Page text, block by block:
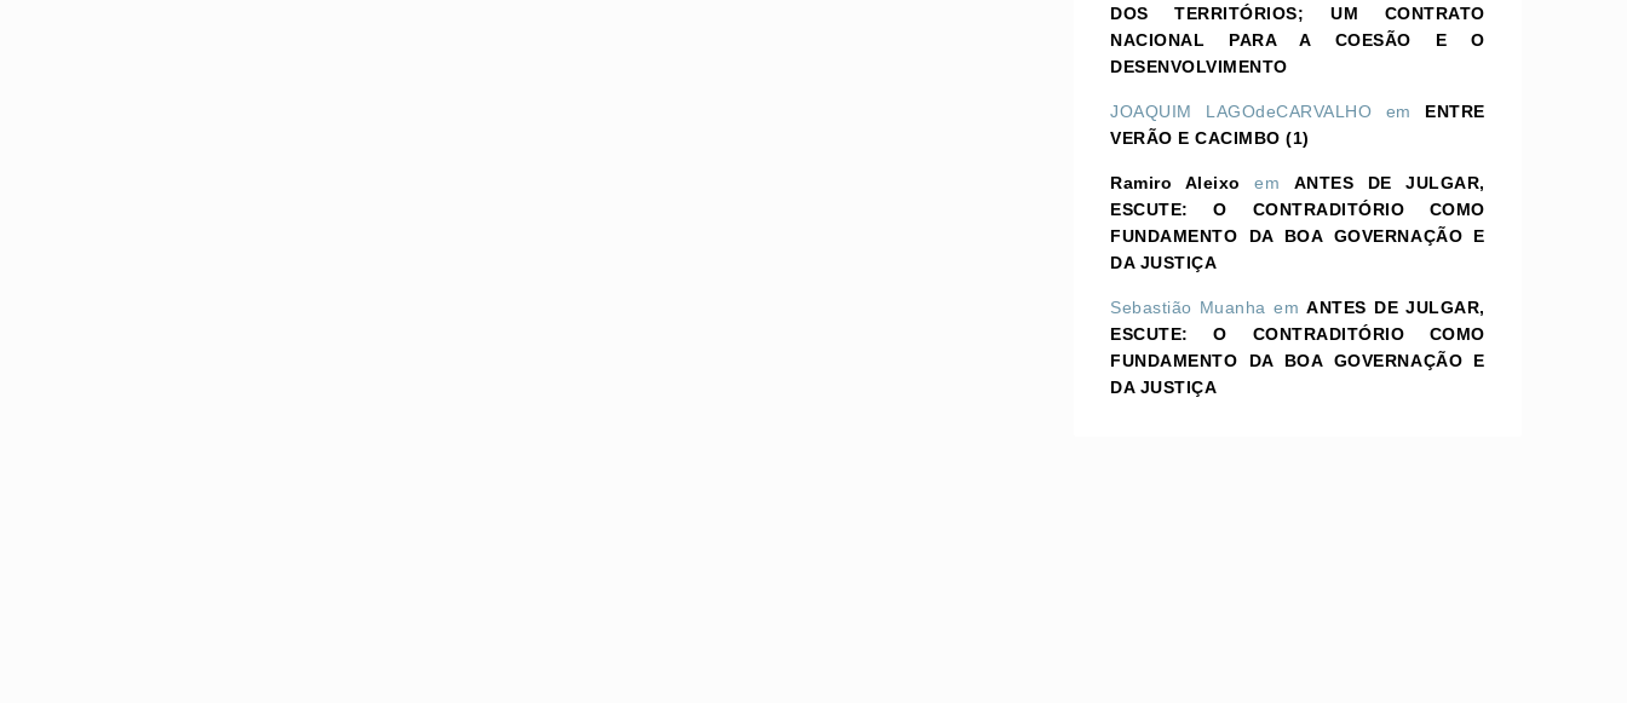
DOS TERRITÓRIOS; UM CONTRATO
NACIONAL PARA A COESÃO E O
DESENVOLVIMENTO
JOAQUIM LAGOdeCARVALHO em ENTRE
VERÃO E CACIMBO (1)
Ramiro Aleixo em ANTES DE JULGAR,
ESCUTE: O CONTRADITÓRIO COMO
FUNDAMENTO DA BOA GOVERNAÇÃO E
DA JUSTIÇA
Sebastião Muanha emANTES DE JULGAR,
ESCUTE: O CONTRADITÓRIO COMO
FUNDAMENTO DA BOA GOVERNAÇÃO E
DA JUSTIÇA